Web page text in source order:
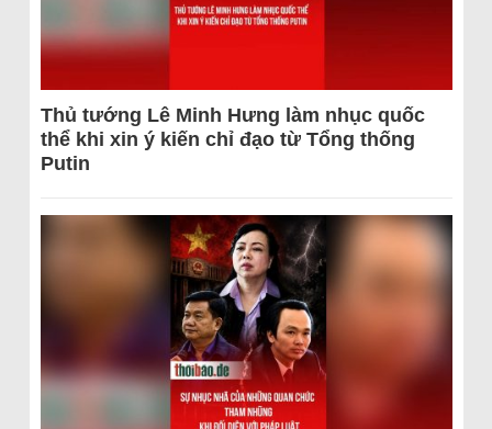
Thủ tướng Lê Minh Hưng làm nhục quốc
thể khi xin ý kiến chỉ đạo từ Tổng thống
Putin